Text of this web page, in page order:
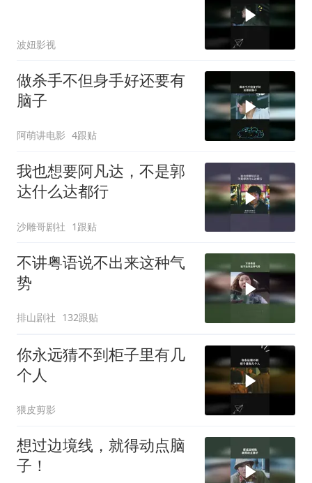
波妞影视
做杀手不但身手好还要有
脑子
阿萌讲电影 4跟贴
我也想要阿凡达，不是郭
达什么达都行
沙雕哥剧社 1跟贴
不讲粤语说不出来这种气
势
排山剧社 132跟贴
你永远猜不到柜子里有几
个人
猥皮剪影
想过边境线，就得动点脑
子！